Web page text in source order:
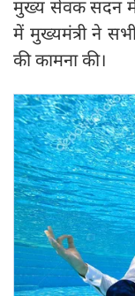
मुख्य सेवक सदन में
में मुख्यमंत्री ने
की कामना की।